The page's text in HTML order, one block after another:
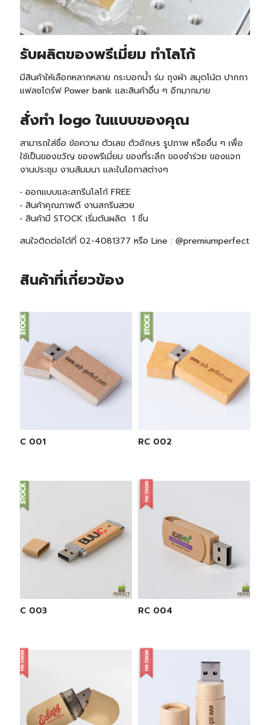
รับผลิตของพรีเมี่ยม ทำโลโก้
มีสินค้าให้เลือกหลากหลาย กระบอกน้ำ ร่ม ถุงผ้า สมุดโน้ต ปากกา
แฟลชไดร์ฟ Power bank และสินค้าอื่น ๆ อีกมากมาย
สั่งทำ logo ในแบบของคุณ
สามารถใส่ชื่อ ข้อความ ตัวเลข ตัวอักษร รูปภาพ หรืออื่น ๆ เพื่อ
ใช้เป็นของขวัญ ของพรีเมี่ยม ของที่ระลึก ของชำร่วย ของแจก
งานประชุม งานสัมมนา และในโอกาสต่างๆ
• ออกแบบและสกรีนโลโก้ FREE
• สินค้าคุณภาพดี งานสกรีนสวย
• สินค้ามีSTOCK เริ่มต้นผลิต 1 ชิ้น
สนใจติดต่อได้ที่ 02-4081377 หรือ Line : @premiumperfect
สินค้าที่เกี่ยวข้อง
RC 001 RC 002
RC 003 RC 004